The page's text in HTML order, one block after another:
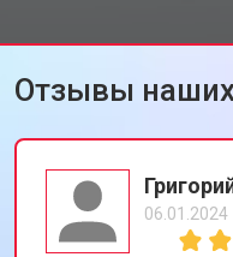
Отзывы
06.01.2024